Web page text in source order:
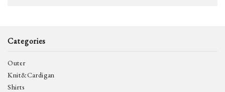
Categories
Outer
Knit&Cardigan
Shirts